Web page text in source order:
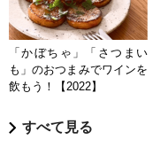
「かぼちゃ」「さつまい
も」のおつまみでワインを
飲もう！【2022】
すべて見る